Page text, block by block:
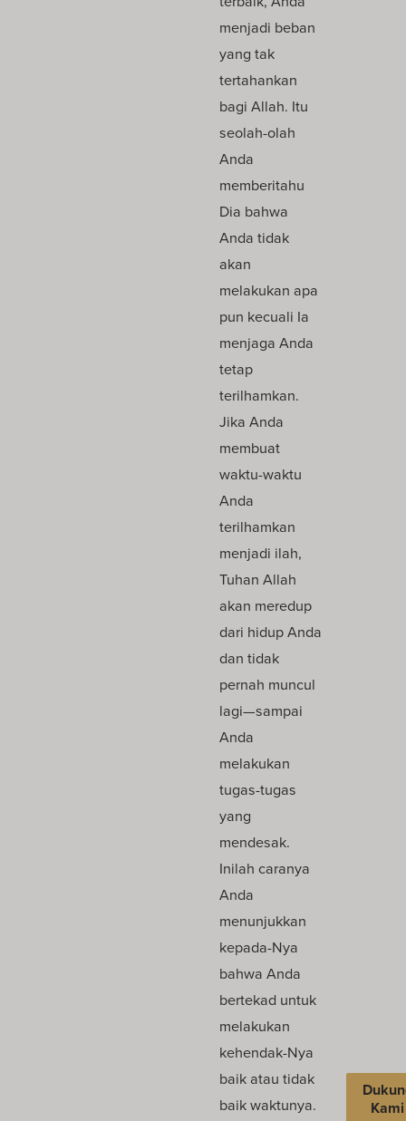
menjadi beban
yang tak
tertahankan
bagi Allah. Itu
seolah-olah
Anda
memberitahu
Dia bahwa
Anda tidak
akan
melakukan apa
pun kecuali Ia
menjaga Anda
tetap
terilhamkan.
Jika Anda
membuat
waktu-waktu
Anda
terilhamkan
menjadi ilah,
Tuhan Allah
akan meredup
dari hidup Anda
dan tidak
pernah muncul
lagi—sampai
Anda
melakukan
tugas-tugas
yang
mendesak.
Inilah caranya
Anda
menunjukkan
kepada-Nya
bahwa Anda
bertekad untuk
melakukan
kehendak-Nya
baik atau tidak
baik waktunya.
Kami